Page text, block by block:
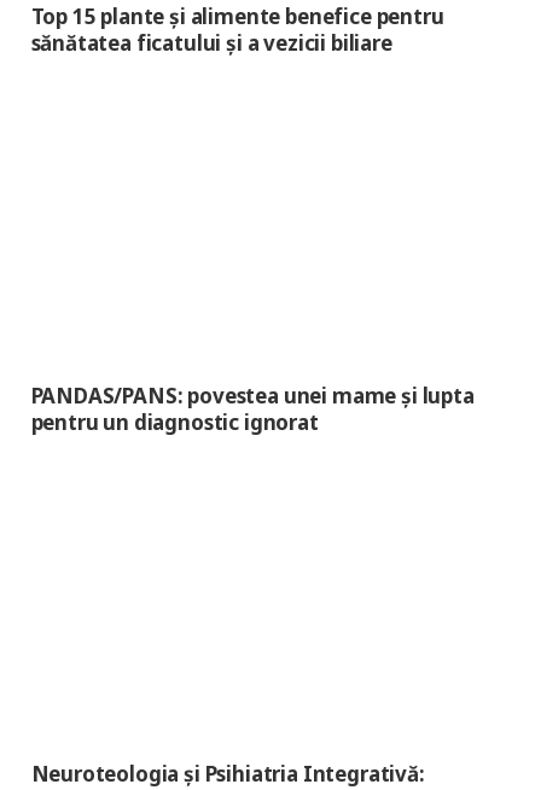
Top 15 plante și alimente benefice pentru
sănătatea ficatului și a vezicii biliare
PANDAS/PANS: povestea unei mame și lupta
pentru un diagnostic ignorat
Neuroteologia și Psihiatria Integrativă: